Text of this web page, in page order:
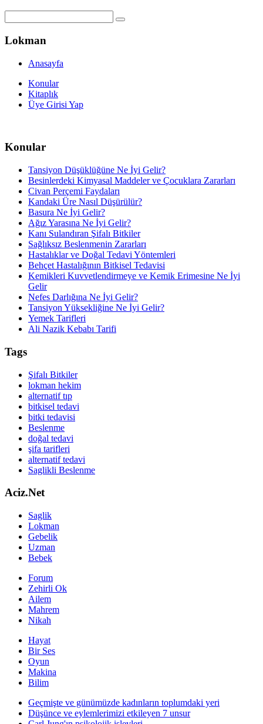
Lokman
Anasayfa
Konular
Kitaplık
Üye Girisi Yap
Konular
Tansiyon Düşüklüğüne Ne İyi Gelir?
Besinlerdeki Kimyasal Maddeler ve Çocuklara Zararları
Civan Perçemi Faydaları
Kandaki Üre Nasıl Düşürülür?
Basura Ne İyi Gelir?
Ağız Yarasına Ne İyi Gelir?
Kanı Sulandıran Şifalı Bitkiler
Sağlıksız Beslenmenin Zararları
Hastalıklar ve Doğal Tedavi Yöntemleri
Behçet Hastalığının Bitkisel Tedavisi
Kemikleri Kuvvetlendirmeye ve Kemik Erimesine Ne İyi
Gelir
Nefes Darlığına Ne İyi Gelir?
Tansiyon Yüksekliğine Ne İyi Gelir?
Yemek Tarifleri
Ali Nazik Kebabı Tarifi
Tags
Şifalı Bitkiler
lokman hekim
alternatif tıp
bitkisel tedavi
bitki tedavisi
Beslenme
doğal tedavi
şifa tarifleri
alternatif tedavi
Saglikli Beslenme
Aciz.Net
Saglik
Lokman
Gebelik
Uzman
Bebek
Forum
Zehirli Ok
Ailem
Mahrem
Nikah
Hayat
Bir Ses
Oyun
Makina
Bilim
Geçmişte ve günümüzde kadınların toplumdaki yeri
Düşünce ve eylemlerimizi etkileyen 7 unsur